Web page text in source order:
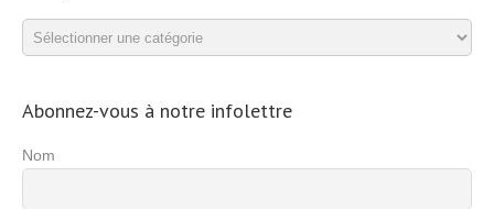
Catégories
d’exercices
Abonnez-vous à notre infolettre
Nom